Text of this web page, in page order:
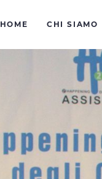
HOME CHI SIAMO